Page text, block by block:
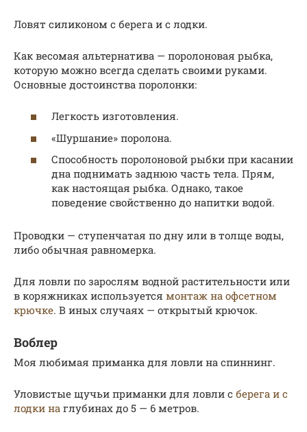
Ловят силиконом с берега и с лодки.
Как весомая альтернатива — поролоновая рыбка,
которую можно всегда сделать своими руками.
Основные достоинства поролонки:
Легкость изготовления.
«Шуршание» поролона.
Способность поролоновой рыбки при касании
дна поднимать заднюю часть тела. Прям,
как настоящая рыбка. Однако, такое
поведение свойственно до напитки водой.
Проводки — ступенчатая по дну или в толще воды,
либо обычная равномерка.
Для ловли по зарослям водной растительности или
в коряжниках используется монтаж на офсетном
крючке. В иных случаях — открытый крючок.
Воблер
Моя любимая приманка для ловли на спиннинг.
Уловистые щучьи приманки для ловли с берега и с
лодки на глубинах до 5 — 6 метров.